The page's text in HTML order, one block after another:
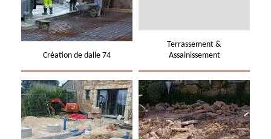
Création de dalle 74
Terrassement &
Assainissement